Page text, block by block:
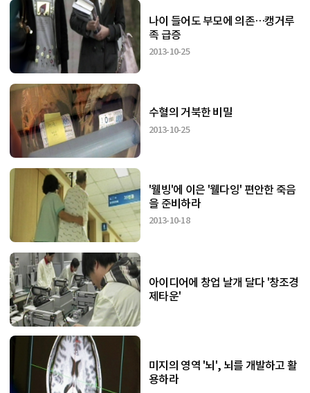
나이 들어도 부모에 의존…캥거루
족 급증
2013-10-25
수혈의 거북한 비밀
2013-10-25
'웰빙'에 이은 '웰다잉' 편안한 죽음
을 준비하라
2013-10-18
아이디어에 창업 날개 달다 '창조경
제타운'
미지의 영역 '뇌', 뇌를 개발하고 활
용하라